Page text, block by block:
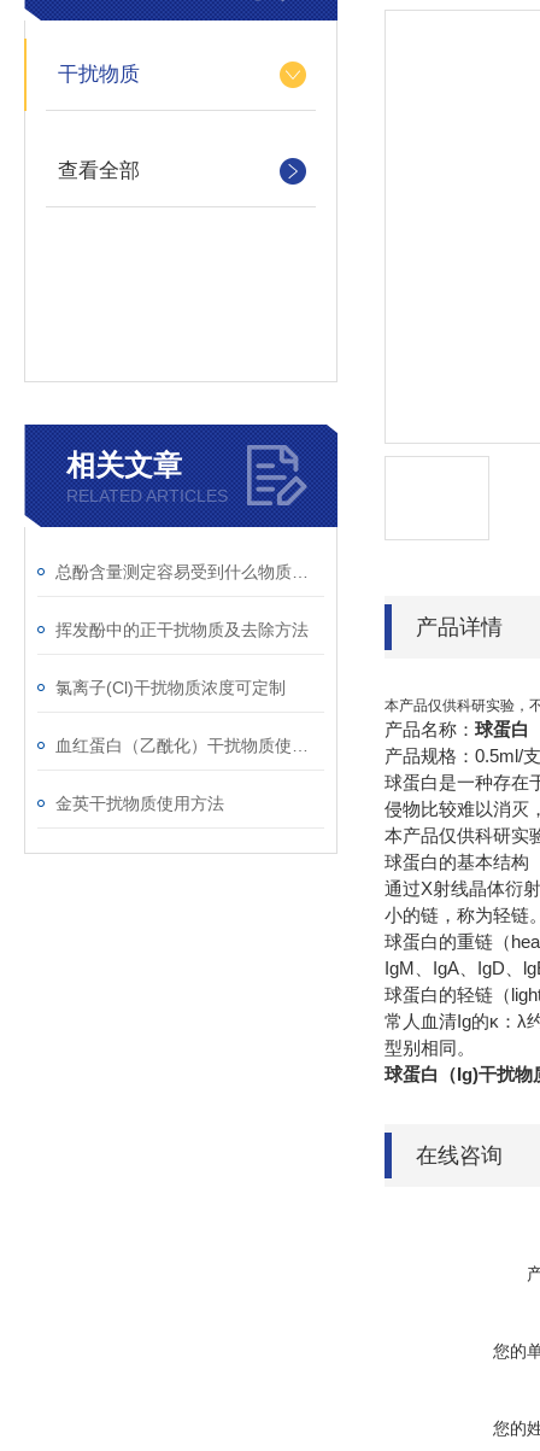
干扰物质
查看全部
相关文章
RELATED ARTICLES
挥发酚中的正干扰物质及去除方法
氯离子(Cl)干扰物质浓度可定制
金英干扰物质使用方法
产品详情
本产品仅供科研实验，
产品名称： 球蛋白
产品规格：0.5ml/支
球蛋白是一种存在
侵物比较难以消灭
本产品仅供科研实
球蛋白的基本结构
通过X射线晶体衍
小的链，称为轻链
球蛋白的重链（
IgM、IgA、IgD、
球蛋白的轻链（
常人血清Ig的κ：λ
型别相同。
球蛋白（Ig)干扰物
在线咨询
您的
您的